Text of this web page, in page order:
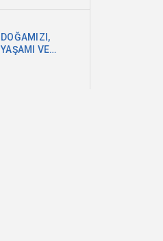
DOĞAMIZI,
YAŞAMI VE